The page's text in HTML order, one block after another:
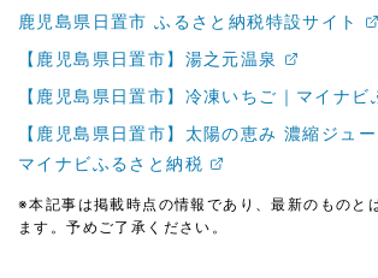
鹿児島県日置市 ふるさと納税特設サイト
【鹿児島県日置市】湯之元温泉
【鹿児島県日置市】冷凍いちご｜マイナビ
【鹿児島県日置市】太陽の恵み 濃縮ジュ
マイナビふるさと納税
※本記事は掲載時点の情報であり、最新のものと
ます。予めご了承ください。